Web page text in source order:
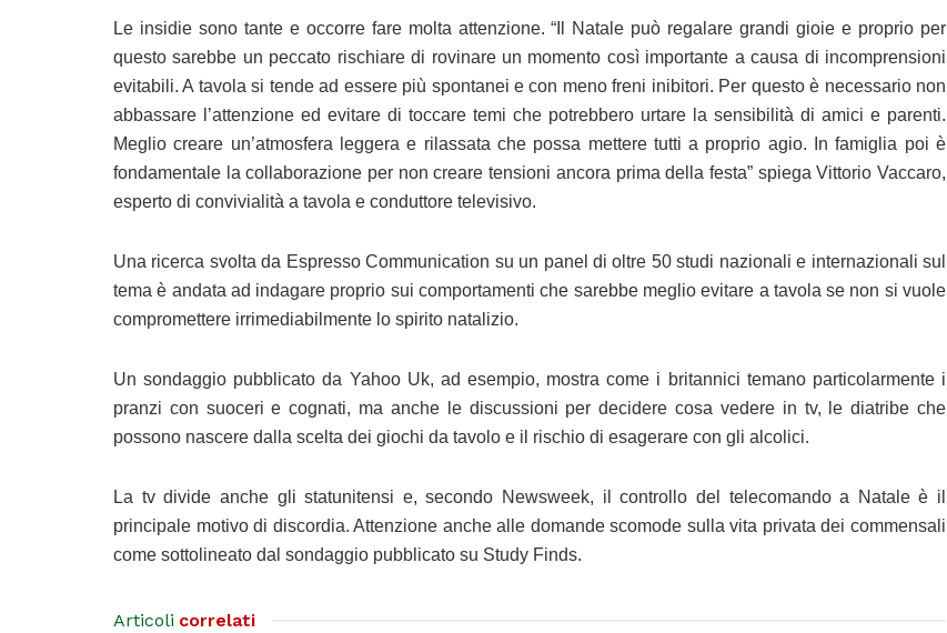
Le insidie sono tante e occorre fare molta attenzione. “Il Natale può regalare grandi gioie e proprio per
questo sarebbe un peccato rischiare di rovinare un momento così importante a causa di incomprensioni
evitabili. A tavola si tende ad essere più spontanei e con meno freni inibitori. Per questo è necessario non
abbassare l’attenzione ed evitare di toccare temi che potrebbero urtare la sensibilità di amici e parenti.
Meglio creare un’atmosfera leggera e rilassata che possa mettere tutti a proprio agio. In famiglia poi è
fondamentale la collaborazione per non creare tensioni ancora prima della festa” spiega Vittorio Vaccaro,
esperto di convivialità a tavola e conduttore televisivo.
Una ricerca svolta da Espresso Communication su un panel di oltre 50 studi nazionali e internazionali sul
tema è andata ad indagare proprio sui comportamenti che sarebbe meglio evitare a tavola se non si vuole
compromettere irrimediabilmente lo spirito natalizio.
Un sondaggio pubblicato da Yahoo Uk, ad esempio, mostra come i britannici temano particolarmente i
pranzi con suoceri e cognati, ma anche le discussioni per decidere cosa vedere in tv, le diatribe che
possono nascere dalla scelta dei giochi da tavolo e il rischio di esagerare con gli alcolici.
La tv divide anche gli statunitensi e, secondo Newsweek, il controllo del telecomando a Natale è il
principale motivo di discordia. Attenzione anche alle domande scomode sulla vita privata dei commensali
come sottolineato dal sondaggio pubblicato su Study Finds.
Articoli correlati